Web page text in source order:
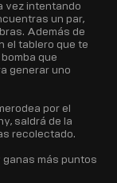
vez intentando
un par,
Además de
el tablero que te
que
generar uno
por el
saldrá de la
recolectado.
ganas más puntos